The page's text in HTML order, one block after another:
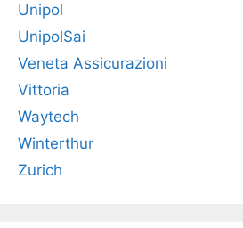
Unipol
UnipolSai
Veneta Assicurazioni
Vittoria
Waytech
Winterthur
Zurich